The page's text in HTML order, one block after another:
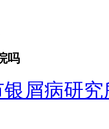
吗
银屑病研